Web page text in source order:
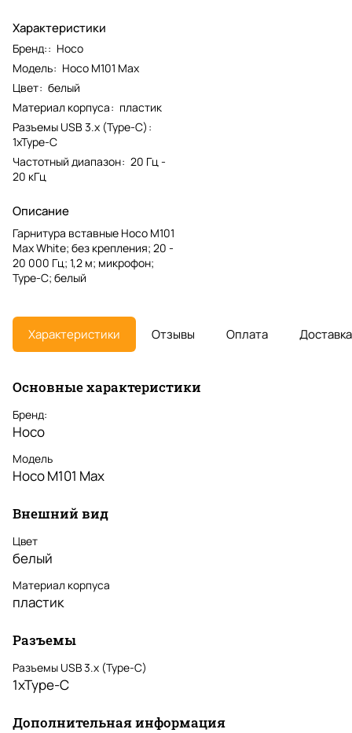
Характеристики
Бренд:: Hoco
Модель: Hoco M101 Max
Цвет: белый
Материал корпуса: пластик
Разъемы USB 3.х (Type-C) :
1xType-C
Частотный диапазон: 20 Гц -
20 кГц
Описание
Гарнитура вставные Hoco M101
Max White; без крепления; 20 -
20 000 Гц; 1,2 м; микрофон;
Type-C; белый
Характеристики Отзывы Оплата Доставка
Основные характеристики
Бренд:
Hoco
Модель
Hoco M101 Max
Внешний вид
Цвет
белый
Материал корпуса
пластик
Разъемы
Разъемы USB 3.х (Type-C)
1xType-C
Дополнительная информация